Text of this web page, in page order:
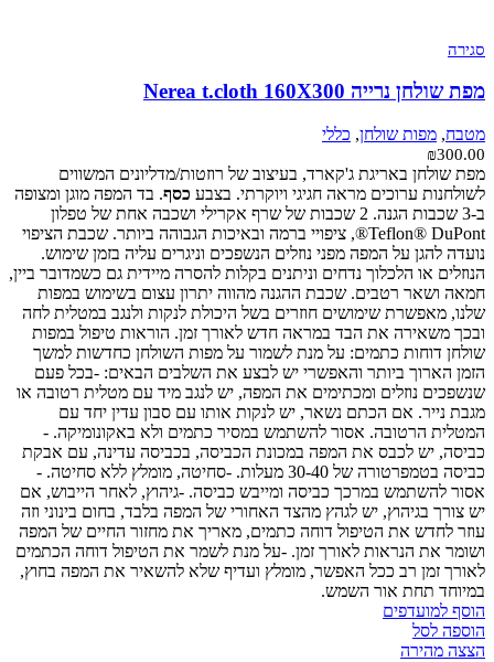
סגירה
מפת שולחן נרייה Nerea t.cloth 160X300
מטבח, מפות שולחן, כללי
₪300.00
מפת שולחן באריגת ג'קארד, בעיצוב של רוזטות/מדליונים המשווים
לשולחנות ערוכים מראה חגיגי ויוקרתי. בצבע כסף. בד המפה מוגן ומצופה
ב-3 שכבות הגנה. 2 שכבות של שרף אקרילי ושכבה אחת של טפלון
Teflon® DuPont®, ציפויי ברמה ובאיכות הגבוהה ביותר. שכבת הציפוי
נועדה להגן על המפה מפני נוזלים הנשפכים וניגרים עליה בזמן שימוש.
הנוזלים או הלכלוך נדחים וניתנים בקלות להסרה מיידית גם כשמדובר ביין,
חמאה ושאר רטבים. שכבת ההגנה מהווה יתרון עצום בשימוש במפות
שלנו, מאפשרת שימושים חוזרים בשל היכולת לנקות ולנגב במטלית לחה
ובכך משאירה את הבד במראה חדש לאורך זמן. הוראות טיפול במפות
שולחן דוחות כתמים: על מנת לשמור על מפות השולחן כחדשות למשך
הזמן הארוך ביותר והאפשרי יש לבצע את השלבים הבאים: -בכל פעם
שנשפכים נוזלים ומכתימים את המפה, יש לנגב מיד עם מטלית רטובה או
מגבת נייר. אם הכתם נשאר, יש לנקות אותו עם סבון עדין יחד עם
המטלית הרטובה. אסור להשתמש במסיר כתמים ולא באקונומיקה. -
כביסה, יש לכבס את המפה במכונת הכביסה, בכביסה עדינה, עם אבקת
כביסה בטמפרטורה של 30-40 מעלות. -סחיטה, מומלץ ללא סחיטה. -
אסור להשתמש במרכך כביסה ומייבש כביסה. -גיהוץ, לאחר הייבוש, אם
יש צורך בגיהוץ, יש לגהץ מהצד האחורי של המפה בלבד, בחום בינוני וזה
עוזר לחדש את הטיפול דוחה כתמים, מאריך את מחזור החיים של המפה
ושומר את הנראות לאורך זמן. -על מנת לשמר את הטיפול דוחה הכתמים
לאורך זמן רב ככל האפשר, מומלץ ועדיף שלא להשאיר את המפה בחוץ,
במיוחד תחת אור השמש.
הוסף למועדפים
הוספה לסל
הצצה מהירה